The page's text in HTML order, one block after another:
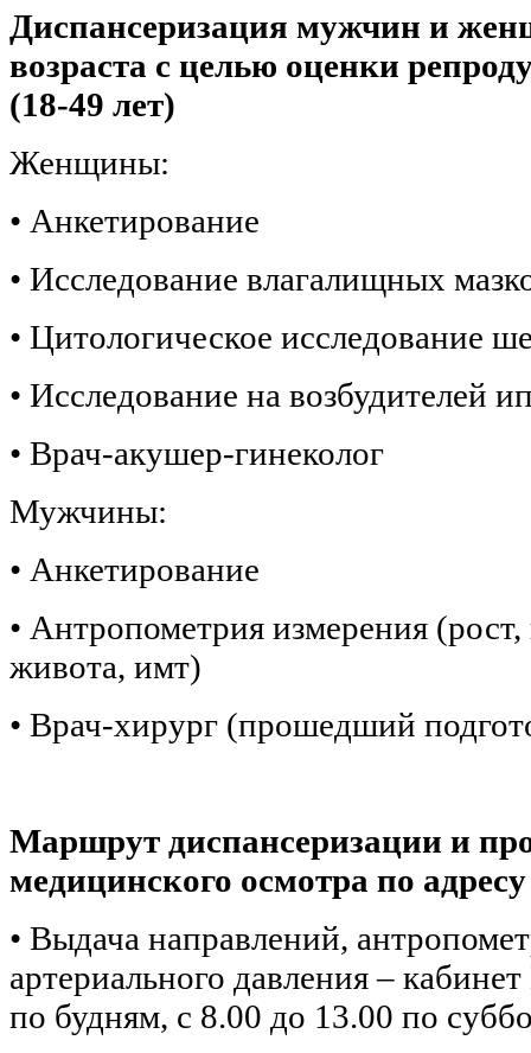
Диспансеризация мужчин и
возраста с целью оценки
(18-49 лет)
Женщины:
• Анкетирование
• Исследование влагалищных
• Цитологическое исследование
• Исследование на возбудителей
• Врач-акушер-гинеколог
Мужчины:
• Анкетирование
• Антропометрия измерения
живота, имт)
• Врач-хирург (прошедший
Маршрут диспансеризации и
медицинского осмотра по
• Выдача направлений,
артериального давления –
по будням, с 8.00 до 13.00 по